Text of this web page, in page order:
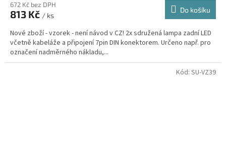
672 Kč bez DPH
813 Kč / ks
Do košíku
Nové zboží - vzorek - není návod v CZ! 2x sdružená lampa zadní LED
včetně kabeláže a připojení 7pin DIN konektorem. Určeno např. pro
označení nadměrného nákladu,...
Kód: SU-VZ39